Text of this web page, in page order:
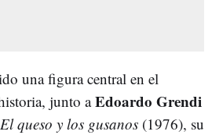
una figura central en el
junto aEdoardo Grendi
El queso y los gusanos (1976), su